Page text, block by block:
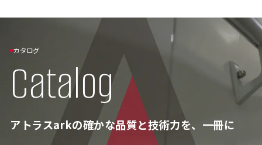
カタログ
Catalog
アトラスarkの確かな品質と技術力を、一冊に